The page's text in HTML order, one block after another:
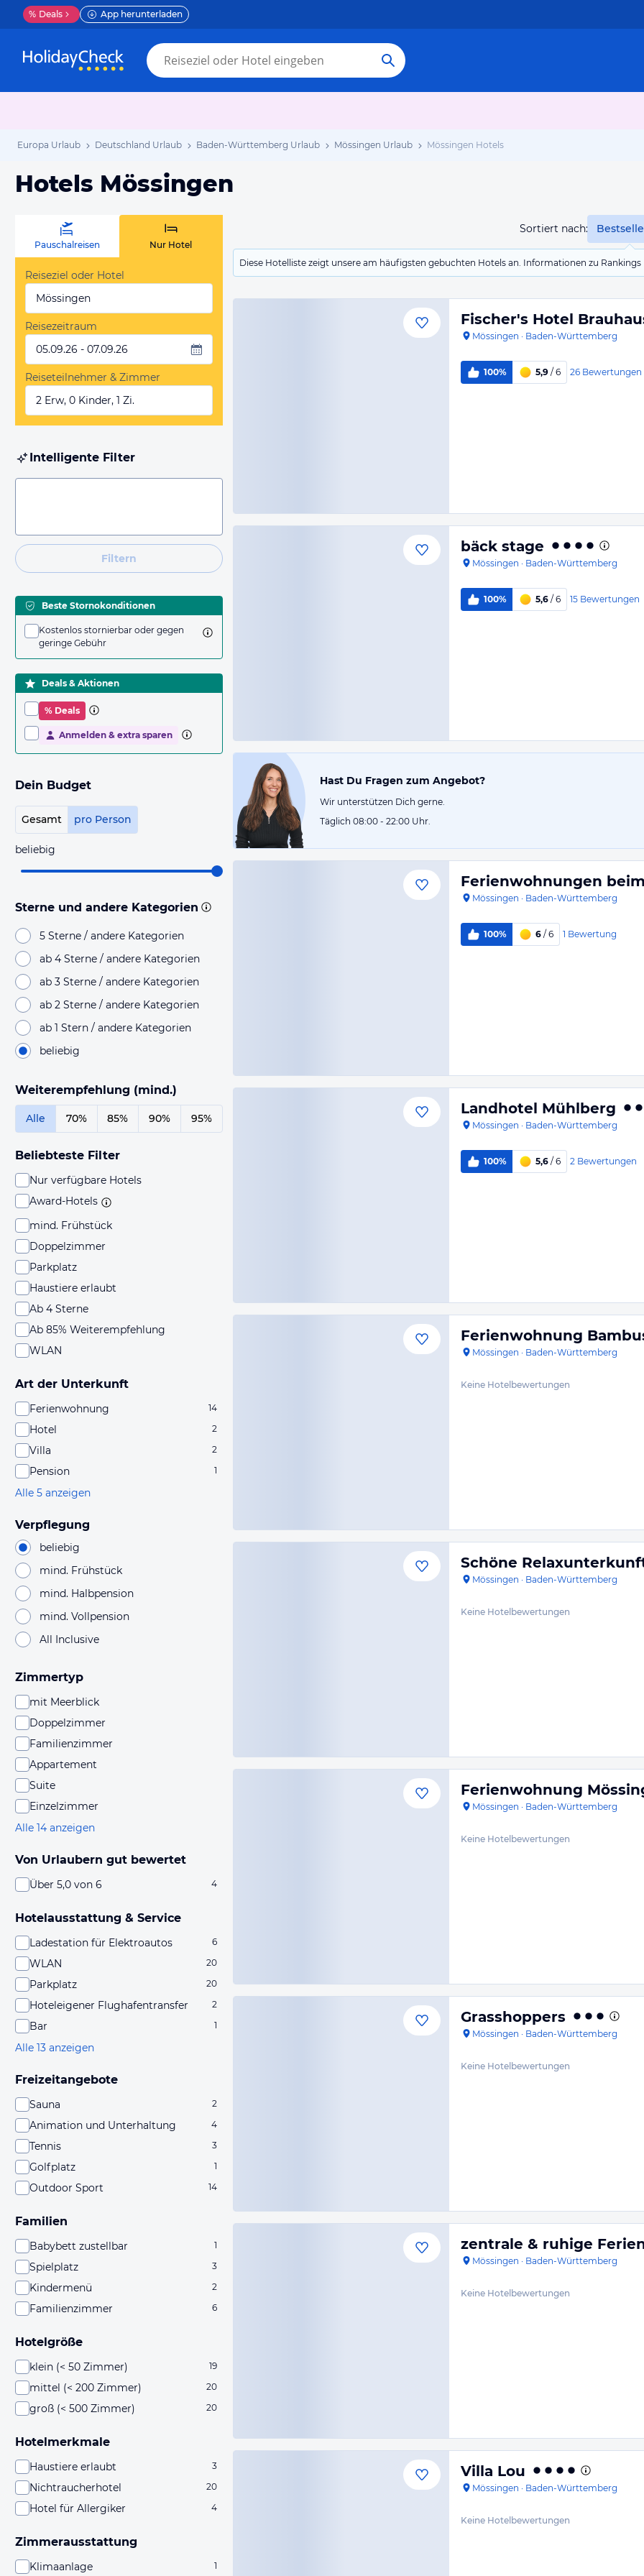
% Deals App herunterladen
Europa Urlaub Deutschland Urlaub Baden-Württemberg Urlaub Mössingen Urlaub Mössingen Hotels
Hotels Mössingen
Sortiert nach:
Diese Hotelliste zeigt unsere am häufigsten gebuchten Hotels an. Informationen zu
Pauschalreisen Nur Hotel
Reiseziel oder Hotel
Mössingen
Reisezeitraum
05.09.26 - 07.09.26
Reiseteilnehmer & Zimmer
2 Erw, 0 Kinder, 1 Zi.
Intelligente Filter
Filtern
Beste Stornokonditionen
Kostenlos stornierbar oder gegen
geringe Gebühr
Deals & Aktionen
% Deals
Anmelden & extra sparen
Dein Budget
Gesamt pro Person
beliebig
Sterne und andere Kategorien
5 Sterne / andere Kategorien
ab 4 Sterne / andere Kategorien
ab 3 Sterne / andere Kategorien
ab 2 Sterne / andere Kategorien
ab 1 Stern / andere Kategorien
beliebig
Weiterempfehlung (mind.)
Alle 70% 85% 90% 95%
Beliebteste Filter
Nur verfügbare Hotels
Award-Hotels
mind. Frühstück
Doppelzimmer
Parkplatz
Haustiere erlaubt
Ab 4 Sterne
Ab 85% Weiterempfehlung
WLAN
Art der Unterkunft
Ferienwohnung 14
Hotel 2
Villa 2
Pension 1
Alle 5 anzeigen
Verpflegung
beliebig
mind. Frühstück
mind. Halbpension
mind. Vollpension
All Inclusive
Zimmertyp
mit Meerblick
Doppelzimmer
Familienzimmer
Appartement
Suite
Einzelzimmer
Alle 14 anzeigen
Von Urlaubern gut bewertet
Über 5,0 von 6 4
Hotelausstattung & Service
Ladestation für Elektroautos 6
WLAN 20
Parkplatz 20
Hoteleigener Flughafentransfer 2
Bar 1
Alle 13 anzeigen
Freizeitangebote
Sauna 2
Animation und Unterhaltung 4
Tennis 3
Golfplatz 1
Outdoor Sport 14
Familien
Babybett zustellbar 1
Spielplatz 3
Kindermenü 2
Familienzimmer 6
Hotelgröße
klein (< 50 Zimmer) 19
mittel (< 200 Zimmer) 20
groß (< 500 Zimmer) 20
Hotelmerkmale
Haustiere erlaubt 3
Nichtraucherhotel 20
Hotel für Allergiker 4
Zimmerausstattung
Klimaanlage 1
Fischer's Hotel
Mössingen · Baden-Württemberg
100% 5,9 / 6 26 Bewertungen
bäck stage
Mössingen · Baden-Württemberg
100% 5,6 / 6 15 Bewertungen
Hast Du Fragen zum Angebot?
Wir unterstützen Dich gerne.
Täglich 08:00 - 22:00 Uhr.
Ferienwohnungen
Mössingen · Baden-Württemberg
100% 6 / 6 1 Bewertung
Landhotel Mühlberg
Mössingen · Baden-Württemberg
100% 5,6 / 6 2 Bewertungen
Ferienwohnung
Mössingen · Baden-Württemberg
Keine Hotelbewertungen
Schöne
Mössingen · Baden-Württemberg
Keine Hotelbewertungen
Ferienwohnung
Mössingen · Baden-Württemberg
Keine Hotelbewertungen
Grasshoppers
Mössingen · Baden-Württemberg
Keine Hotelbewertungen
zentrale & ruhige
Mössingen · Baden-Württemberg
Keine Hotelbewertungen
Villa Lou
Mössingen · Baden-Württemberg
Keine Hotelbewertungen